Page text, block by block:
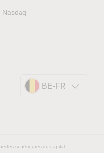
Nasdaq
BE-FR
supérieures du capital